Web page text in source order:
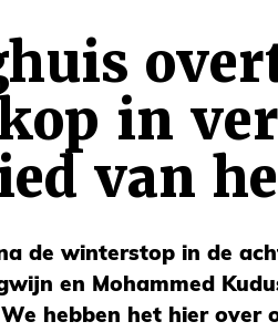
in
van
de winterstop in de
en Mohammed
hebben het hier over